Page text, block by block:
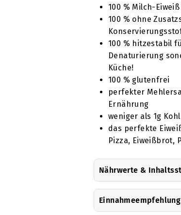
100 % Milch-
100 % ohne
100 % hitzestabil
Denaturierung
Küche!
100 % glutenfrei
perfekter
Ernährung
weniger als 1g
das perfekte
Pizza, Eiweißbrot,
Nährwerte &
Einnahmeempfehlung